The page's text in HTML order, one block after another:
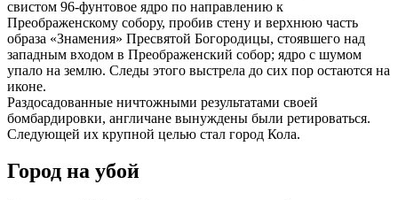
свистом 96-фунтовое ядро по направлению к
Преображенскому собору, пробив стену и верхнюю часть
образа «Знамения» Пресвятой Богородицы, стоявшего над
западным входом в Преображенский собор; ядро с шумом
упало на землю. Следы этого выстрела до сих пор остаются на
иконе.
Раздосадованные ничтожными результатами своей
бомбардировки, англичане вынуждены были ретироваться.
Следующей их крупной целью стал город Кола.
Город на убой